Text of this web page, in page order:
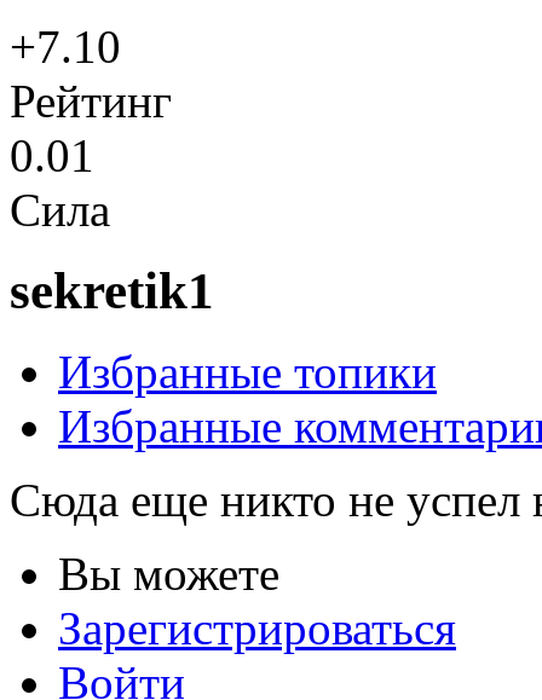
+7.10
Рейтинг
0.01
Сила
sekretik1
Избранные топики
Избранные
Сюда еще никто не успел
Вы можете
Зарегистрироваться
Войти